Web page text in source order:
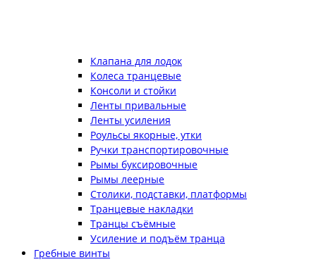
Клапана для лодок
Колеса транцевые
Консоли и стойки
Ленты привальные
Ленты усиления
Роульсы якорные, утки
Ручки транспортировочные
Рымы буксировочные
Рымы леерные
Столики, подставки, платформы
Транцевые накладки
Транцы съёмные
Усиление и подъём транца
Гребные винты